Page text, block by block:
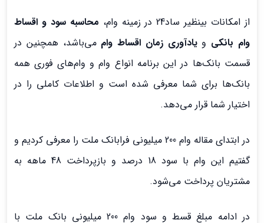
از امکانات بینظیر ساد24 در زمینه وام،
محاسبه سود و اقساط
وام بانکی ویادآوری زمان اقساط واممی‌باشد، همچنین در
قسمت بانک‌ها در این برنامه انواع وام و وام‌های فوری همه
بانک‌ها برای شما معرفی شده است و اطلاعات کاملی را در
اختیار شما قرار می‌دهد.
در ابتدای مقاله وام 200 میلیونی فرابانک ملت را معرفی کردیم و
گفتیم این وام با سود 18 درصد و بازپرداخت 48 ماهه به
مشتریان پرداخت می‌شود.
در ادامه مبلغ قسط و سود وام 200 میلیونی بانک ملت با